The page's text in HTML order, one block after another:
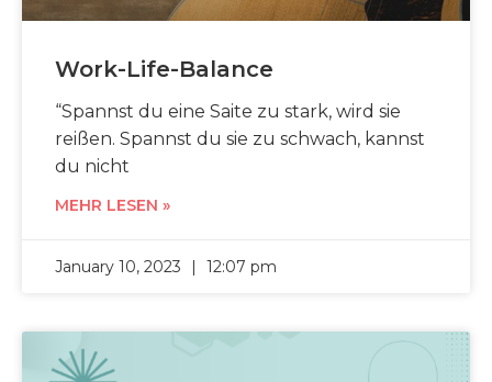
Work-Life-Balance
“Spannst du eine Saite zu stark, wird sie
reißen. Spannst du sie zu schwach, kannst
du nicht
MEHR LESEN »
January 10, 2023 12:07 pm